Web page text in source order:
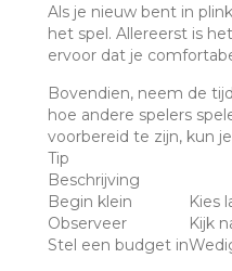
Als je nieuw bent in
het spel. Allereerst is
ervoor dat je
Bovendien, neem de
hoe andere spelers
voorbereid te zijn, kun
Tip
Beschrijving
Begin klein
Kies
Observeer
Kijk
Stel een budget in